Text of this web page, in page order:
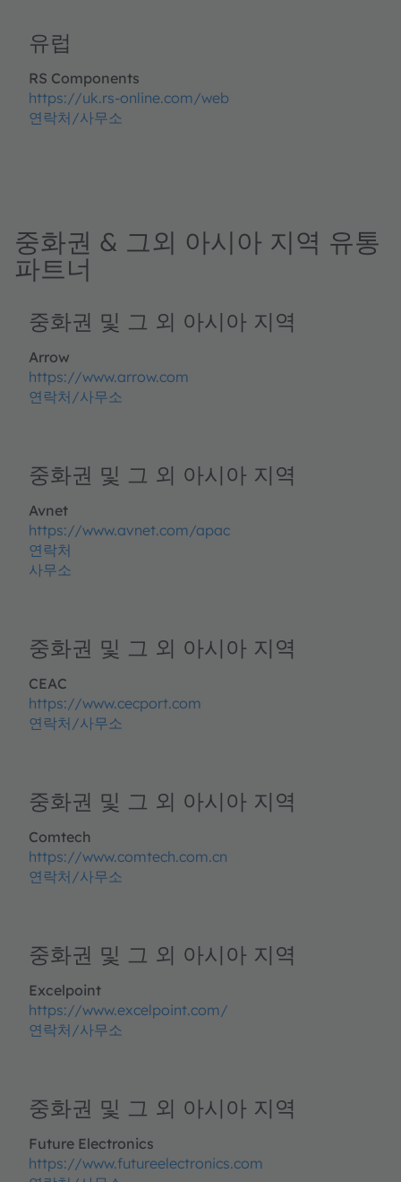
유럽
RS Components
https://uk.rs-online.com/web
연락처/사무소
중화권 & 그외 아시아 지역 유통
파트너
중화권 및 그 외 아시아 지역
Arrow
https://www.arrow.com
연락처/사무소
중화권 및 그 외 아시아 지역
Avnet
https://www.avnet.com/apac
연락처
사무소
중화권 및 그 외 아시아 지역
CEAC
https://www.cecport.com
연락처/사무소
중화권 및 그 외 아시아 지역
Comtech
https://www.comtech.com.cn
연락처/사무소
중화권 및 그 외 아시아 지역
Excelpoint
https://www.excelpoint.com/
연락처/사무소
중화권 및 그 외 아시아 지역
Future Electronics
https://www.futureelectronics.com